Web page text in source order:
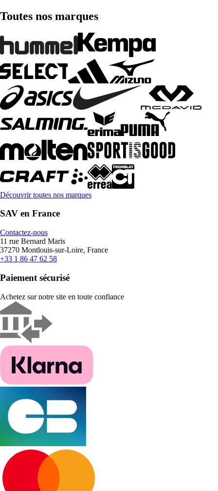
Toutes nos marques
Découvrir toutes nos marques
SAV en France
Contactez-nous
11 rue Bernard Maris
37270 Montlouis-sur-Loire, France
+33 1 86 47 62 58
Paiement sécurisé
Achetez sur notre site en toute confiance